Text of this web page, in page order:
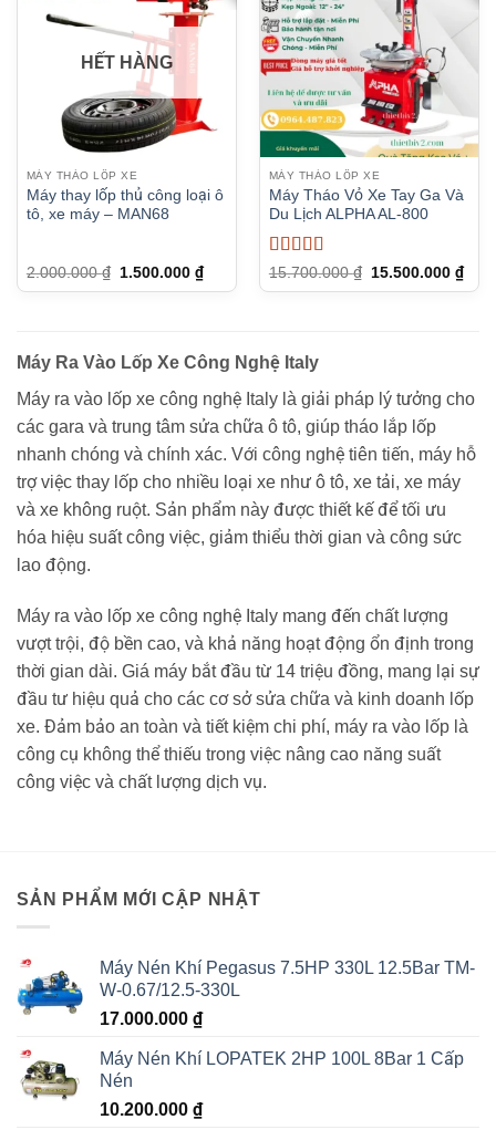
HẾT HÀNG
MÁY THÁO LỐP XE
Máy thay lốp thủ công loại ô
tô, xe máy – MAN68
2.000.000₫
Giá
1.500.000 ₫Giá
hiện
MÁY THÁO LỐP XE
Máy Tháo Vỏ Xe Tay Ga Và
Du Lịch ALPHA AL-800
Được xếp
hạng55 sao
15.700.000₫
Giá
15.500.000 ₫Giá
hiện
Máy Ra Vào Lốp Xe Công Nghệ Italy
Máy ra vào lốp xe công nghệ Italy là giải pháp lý tưởng cho
các gara và trung tâm sửa chữa ô tô, giúp tháo lắp lốp
nhanh chóng và chính xác. Với công nghệ tiên tiến, máy hỗ
trợ việc thay lốp cho nhiều loại xe như ô tô, xe tải, xe máy
và xe không ruột. Sản phẩm này được thiết kế để tối ưu
hóa hiệu suất công việc, giảm thiểu thời gian và công sức
lao động.
Máy ra vào lốp xe công nghệ Italy mang đến chất lượng
vượt trội, độ bền cao, và khả năng hoạt động ổn định trong
thời gian dài. Giá máy bắt đầu từ 14 triệu đồng, mang lại sự
đầu tư hiệu quả cho các cơ sở sửa chữa và kinh doanh lốp
xe. Đảm bảo an toàn và tiết kiệm chi phí, máy ra vào lốp là
công cụ không thể thiếu trong việc nâng cao năng suất
công việc và chất lượng dịch vụ.
SẢN PHẨM MỚI CẬP NHẬT
Máy Nén Khí Pegasus 7.5HP 330L 12.5Bar TM-
W-0.67/12.5-330L
17.000.000 ₫
Máy Nén Khí LOPATEK 2HP 100L 8Bar 1 Cấp
Nén
10.200.000 ₫